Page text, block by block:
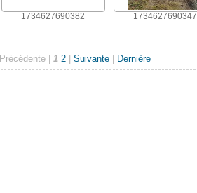
1734627690382 1734627690347
Précédente | 1 2 Suivante Dernière